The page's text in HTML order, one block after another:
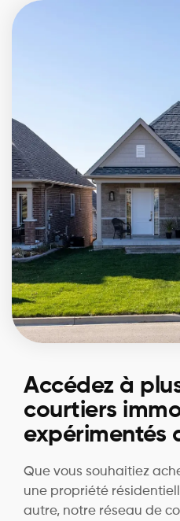
Accédez à
courtiers
expérimentés
Que vous souhaitiez
une propriété
autre, notre réseau de